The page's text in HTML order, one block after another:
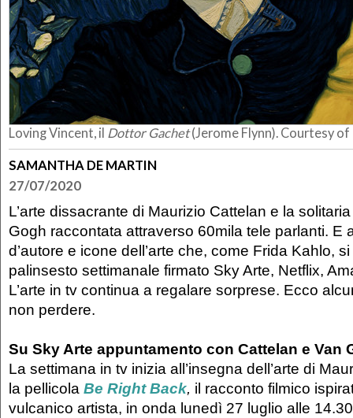
Loving Vincent, il Dottor Gachet(Jerome Flynn). Courtesy
SAMANTHA DE MARTIN
27/07/2020
L’arte dissacrante di Maurizio Cattelan e la
Gogh raccontata attraverso 60mila tele parlanti. E
d’autore e icone dell’arte che, come Frida Kahlo,
palinsesto settimanale firmato Sky Arte, Netflix,
L’arte in tv continua a regalare sorprese. Ecco
non perdere.
Su Sky Arte appuntamento con Cattelan e Van
La settimana in tv inizia all’insegna dell’arte di
la pellicola Be Right Back, il racconto filmico
vulcanico artista, in onda lunedì 27 luglio alle